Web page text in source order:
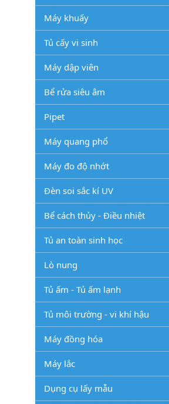
Máy khuấy
Tủ cấy vi sinh
Máy dập viên
Bể rửa siêu âm
Pipet
Máy quang phổ
Máy đo độ nhớt
Đèn soi sắc kí UV
Bể cách thủy - Điều nhiệt
Tủ an toàn sinh học
Lò nung
Tủ ấm - Tủ ấm lạnh
Tủ môi trường - vi khí hậu
Máy đồng hóa
Máy lắc
Dụng cụ lấy mẫu